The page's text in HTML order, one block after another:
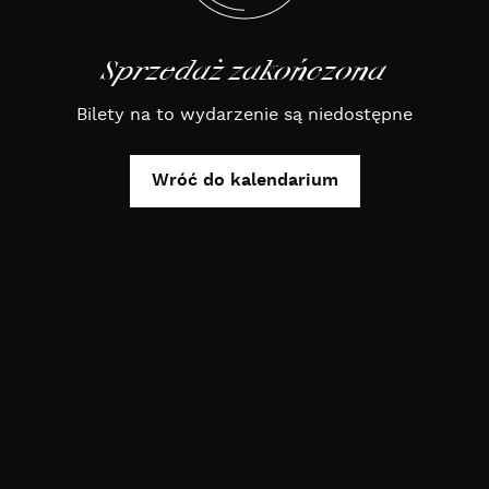
Sprzedaż zakończona
Bilety na to wydarzenie są niedostępne
Wróć do kalendarium